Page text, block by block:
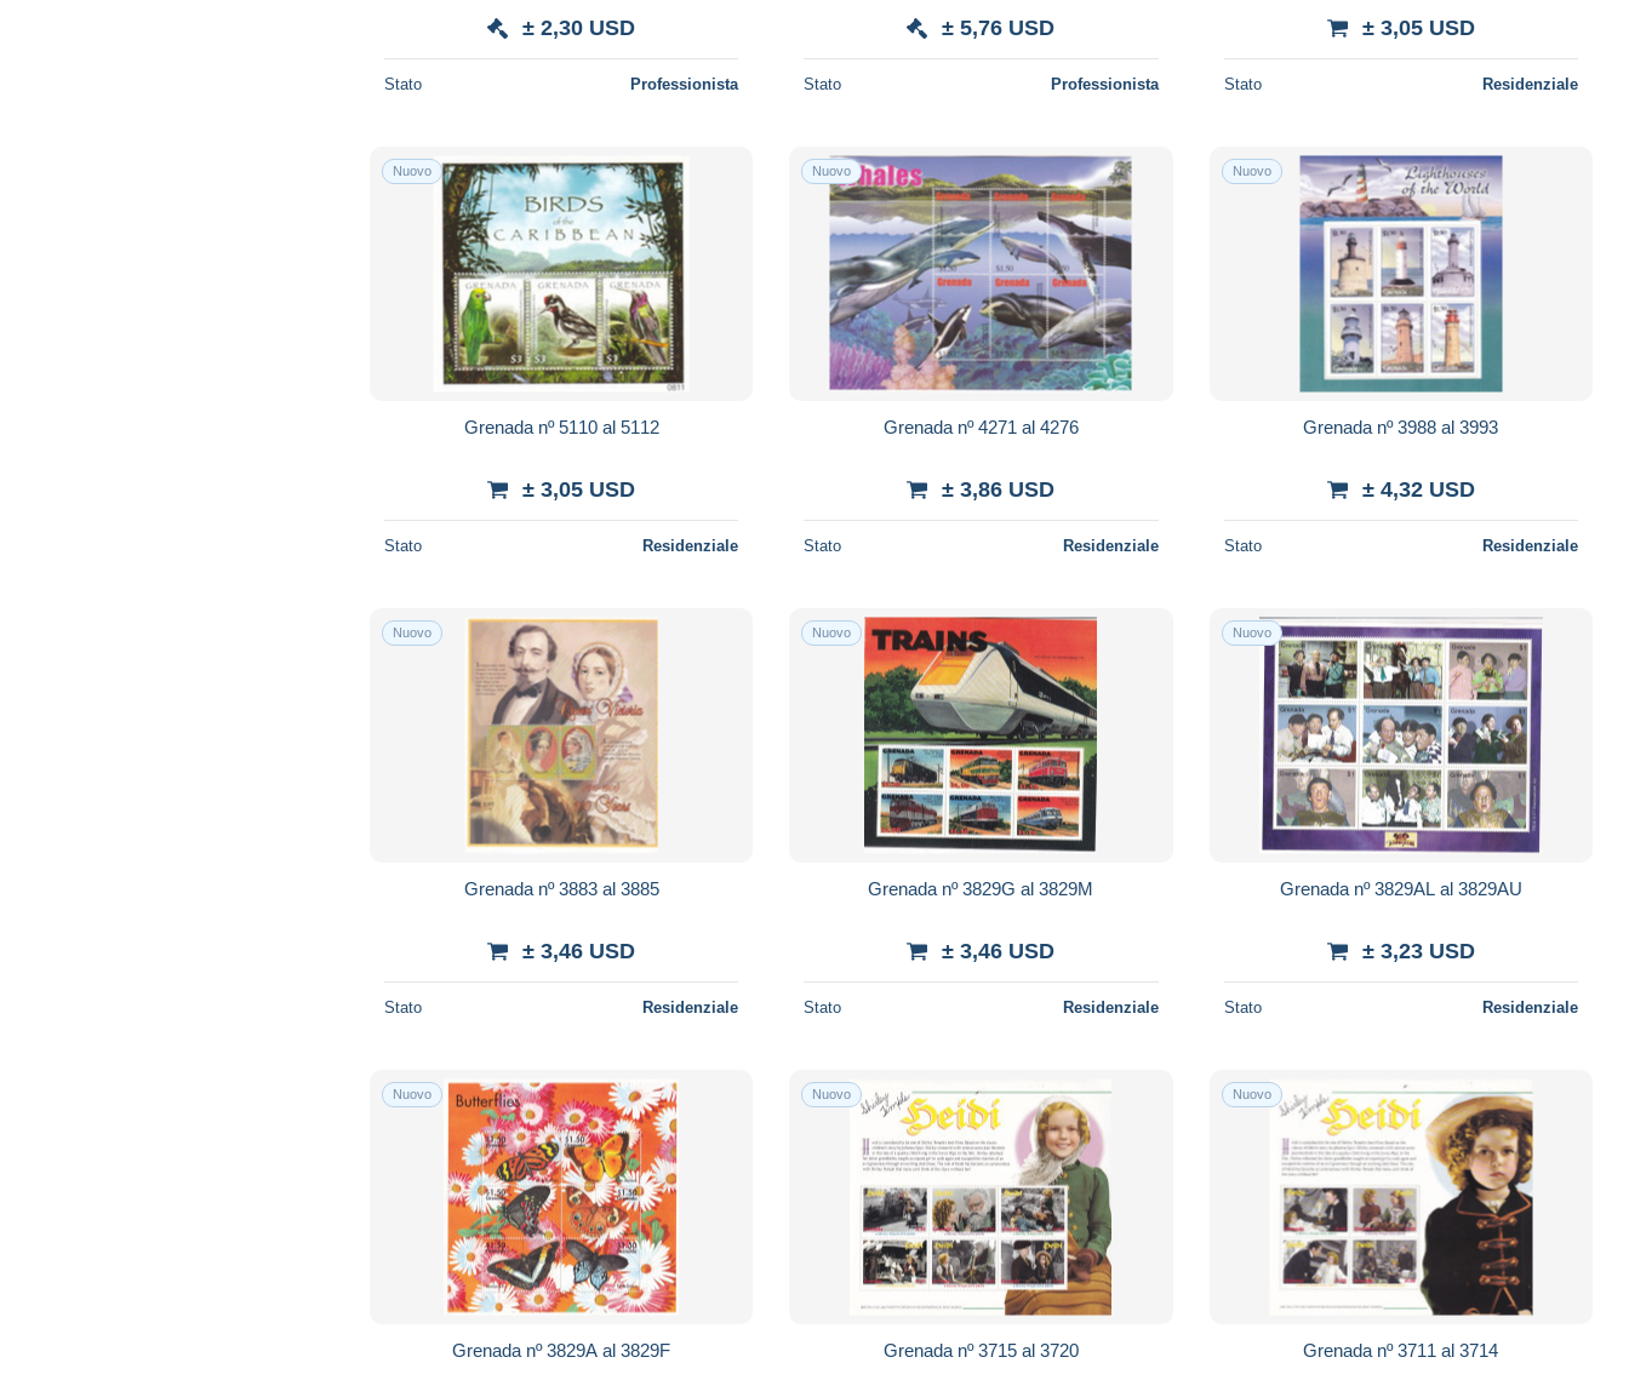
± 2,30 USD
Stato Professionista
± 5,76 USD
Stato Professionista
± 3,05 USD
Stato Residenziale
Nuovo
Grenada nº 5110 al 5112
± 3,05 USD
Stato Residenziale
Nuovo
Grenada nº 4271 al 4276
± 3,86 USD
Stato Residenziale
Nuovo
Grenada nº 3988 al 3993
± 4,32 USD
Stato Residenziale
Nuovo
Grenada nº 3883 al 3885
± 3,46 USD
Stato Residenziale
Nuovo
Grenada nº 3829G al 3829M
± 3,46 USD
Stato Residenziale
Nuovo
Grenada nº 3829AL al 3829AU
± 3,23 USD
Stato Residenziale
Nuovo
Grenada nº 3829A al 3829F
Nuovo
Grenada nº 3715 al 3720
Nuovo
Grenada nº 3711 al 3714